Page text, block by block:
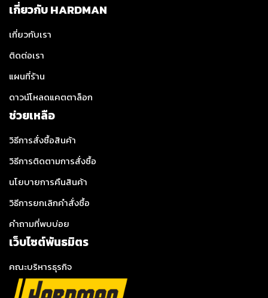
เกี่ยวกับ HARDMAN
เกี่ยวกับเรา
ติดต่อเรา
แผนที่ร้าน
ดาวน์โหลดแคตตาล็อก
ช่วยเหลือ
วิธีการสั่งซื้อสินค้า
วิธีการติดตามการสั่งซื้อ
นโยบายการคืนสินค้า
วิธีการยกเลิกคำสั่งซื้อ
คำถามที่พบบ่อย
เว็บไซต์พันธมิตร
คณะบริหารธุรกิจ